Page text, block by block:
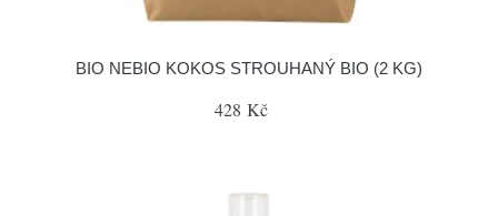
BIO NEBIO KOKOS STROUHANÝ BIO (2 KG)
428 Kč